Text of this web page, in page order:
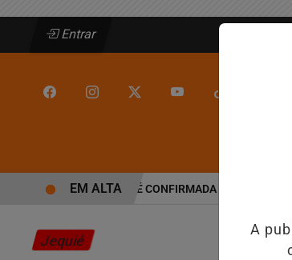
Entrar
ALINE BARROS É CONFIRMADA NO DIA DO
EM ALTA
Jequié
A